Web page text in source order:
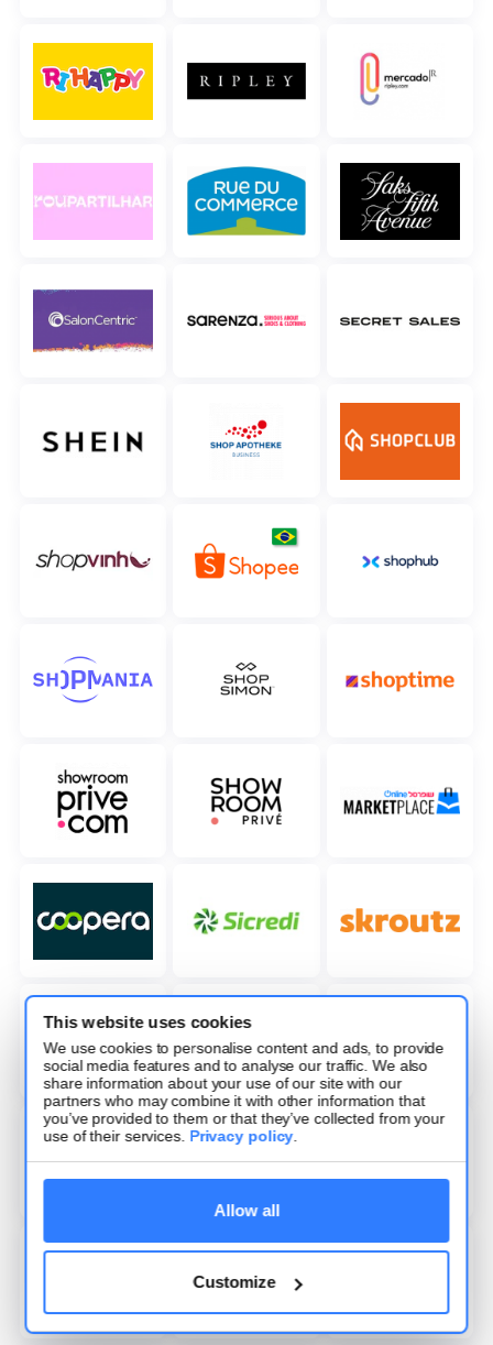
This website uses cookies
We use cookies to personalise content and ads, to provide
social media features and to analyse our traffic. We also
share information about your use of our site with our
partners who may combine it with other information that
you’ve provided to them or that they’ve collected from your
use of their services. Privacy policy.
Allow all
Customize